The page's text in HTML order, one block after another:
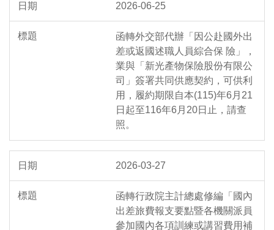
2026-06-25
函轉外交部代辦「因公赴國外出
差或返國述職人員綜合保 險」，
業與「新光產物保險股份有限公
司」簽署共同供應契約，可供利
用，履約期限自本(115)年6月21
日起至116年6月20日止，請查
照。
2026-03-27
函轉行政院主計總處修編「國內
出差旅費報支要點暨各機關派員
參加國內各項訓練或講習費用補